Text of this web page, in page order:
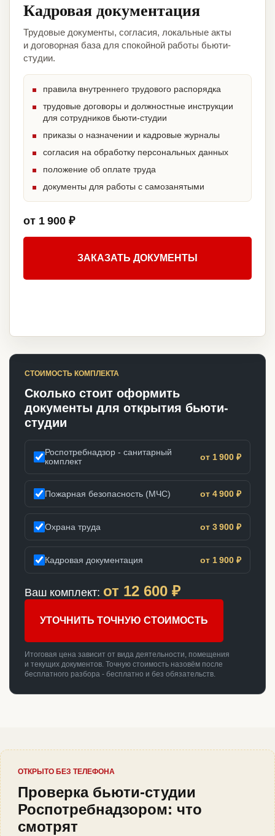
Кадровая документация
Трудовые документы, согласия, локальные акты
и договорная база для спокойной работы бьюти-
студии.
правила внутреннего трудового распорядка
трудовые договоры и должностные инструкции
для сотрудников бьюти-студии
приказы о назначении и кадровые журналы
согласия на обработку персональных данных
положение об оплате труда
документы для работы с самозанятыми
от 1 900 ₽
ЗАКАЗАТЬ ДОКУМЕНТЫ
СТОИМОСТЬ КОМПЛЕКТА
Сколько стоит оформить
документы для открытия бьюти-
студии
Роспотребнадзор - санитарный
комплект
от 1 900 ₽
Пожарная безопасность (МЧС) от 4 900 ₽
Охрана труда от 3 900 ₽
Кадровая документация от 1 900 ₽
Ваш комплект: от 12 600 ₽
УТОЧНИТЬ ТОЧНУЮ СТОИМОСТЬ
Итоговая цена зависит от вида деятельности, помещения
и текущих документов. Точную стоимость назовём после
бесплатного разбора - бесплатно и без обязательств.
ОТКРЫТО БЕЗ ТЕЛЕФОНА
Проверка бьюти-студии
Роспотребнадзором: что
смотрят